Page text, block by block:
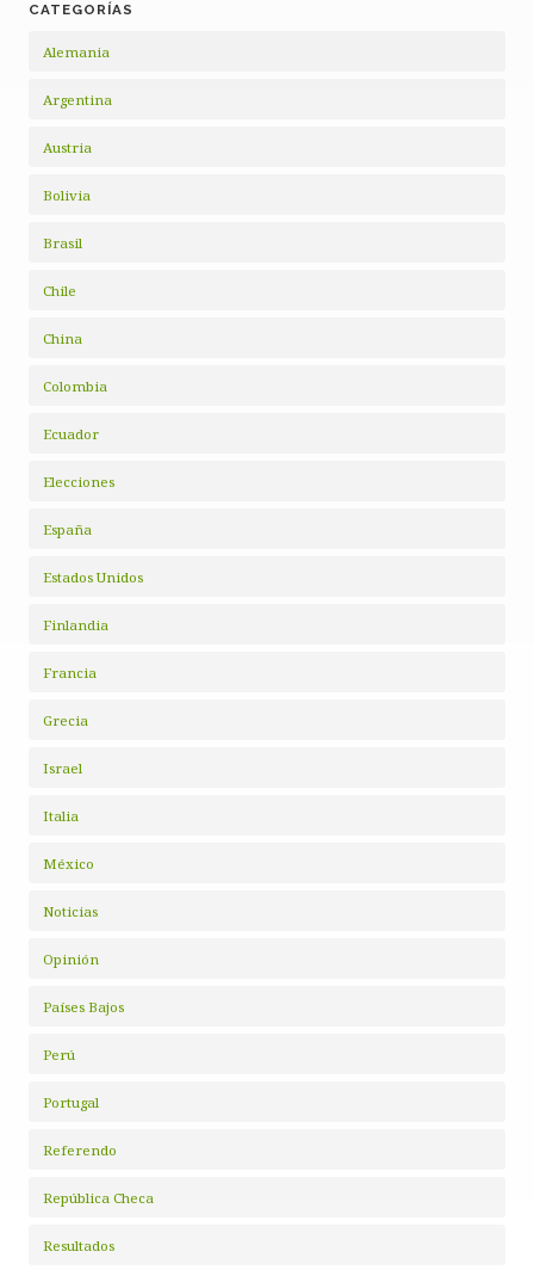
CATEGORÍAS
Alemania
Argentina
Austria
Bolivia
Brasil
Chile
China
Colombia
Ecuador
Elecciones
España
Estados Unidos
Finlandia
Francia
Grecia
Israel
Italia
México
Noticias
Opinión
Países Bajos
Perú
Portugal
Referendo
República Checa
Resultados